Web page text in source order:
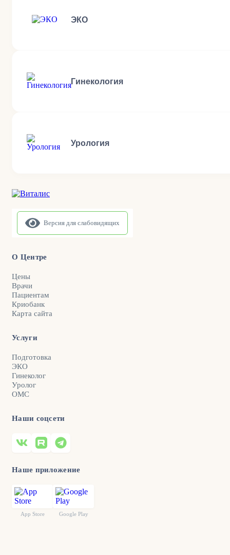
ЭКО
Гинекология
Урология
Версия для слабовидящих
О Центре
Цены
Врачи
Пациентам
Криобанк
Карта сайта
Услуги
Подготовка
ЭКО
Гинеколог
Уролог
ОМС
Наши соцсети
Наше приложение
App Store Google Play